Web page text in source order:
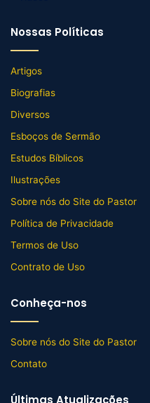
Nossas Políticas
Artigos
Biografias
Diversos
Esboços de Sermão
Estudos Bíblicos
Ilustrações
Sobre nós do Site do Pastor
Política de Privacidade
Termos de Uso
Contrato de Uso
Conheça-nos
Sobre nós do Site do Pastor
Contato
Últimas Atualizações